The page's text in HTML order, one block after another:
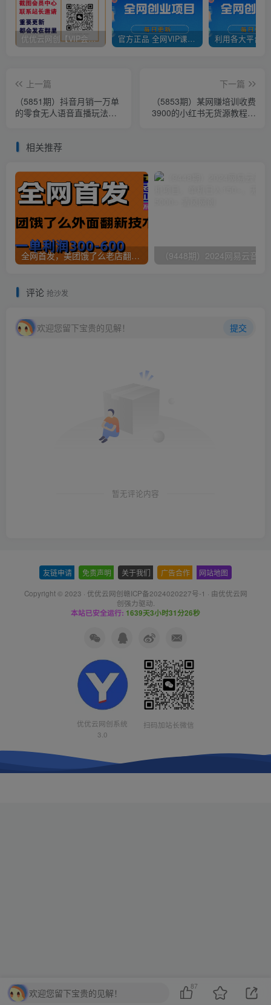
优优云网创【VIP会员专属交流群】 官方正品 全网VIP课程 无损下载~
上一篇
（5851期）抖音月销一万单
的零食无人语音直播玩法：
下一篇
（5853期）某网赚培训收费
3900的小红书无货源教程，
相关推荐
全网首发，美团饿了么老店翻新最新技术，一单利润300-600
评论 抢沙发
欢迎您留下宝贵的见解！ 提交
暂无评论内容
友链申请 免责声明 关于我们 广告合作 网站地图
Copyright © 2023 · 优优云网创赣ICP备2024020227号-1 · 由优优云网
创强力驱动.
本站已安全运行: 1639天3小时31分27秒
优优云网创系统
3.0
扫码加站长微信
欢迎您留下宝贵的见解！
87